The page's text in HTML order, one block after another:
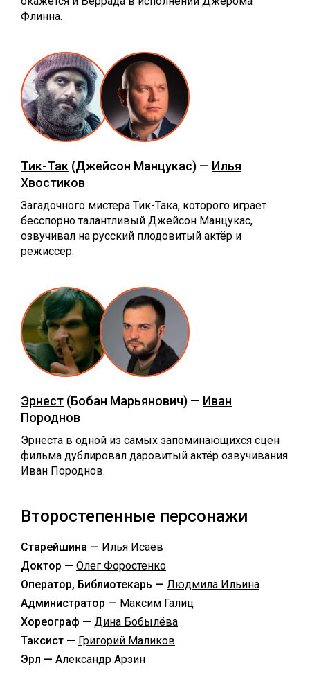
Флинна.
Тик-Так (Джейсон Манцукас) — Илья
Хвостиков
Загадочного мистера Тик-Така, которого играет
бесспорно талантливый Джейсон Манцукас,
озвучивал на русский плодовитый актёр и
режиссёр.
Эрнест (Бобан Марьянович) — Иван
Породнов
Эрнеста в одной из самых запоминающихся сцен
фильма дублировал даровитый актёр озвучивания
Иван Породнов.
Второстепенные персонажи
Старейшина — Илья Исаев
Доктор — Олег Форостенко
Оператор, Библиотекарь — Людмила Ильина
Администратор — Максим Галиц
Хореограф — Дина Бобылёва
Таксист — Григорий Маликов
Эрл — Александр Арзин